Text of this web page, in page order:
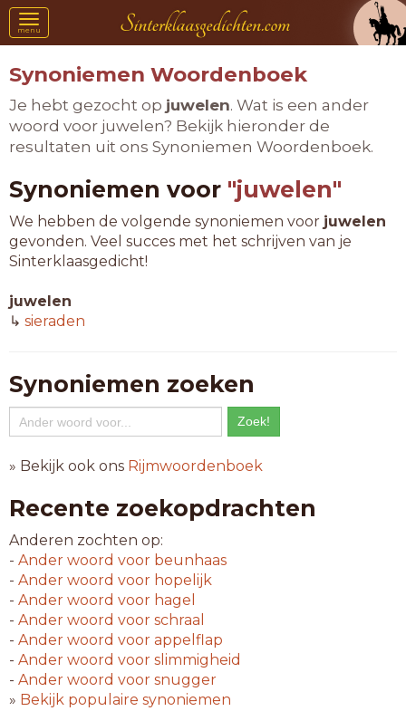
Toggle
navigation
menu
Synoniemen Woordenboek
Je hebt gezocht op juwelen. Wat is een ander
woord voor juwelen? Bekijk hieronder de
resultaten uit ons Synoniemen Woordenboek.
Synoniemen voor "juwelen"
We hebben de volgende synoniemen voor juwelen
gevonden. Veel succes met het schrijven van je
Sinterklaasgedicht!
juwelen
↳ sieraden
Synoniemen zoeken
» Bekijk ook ons Rijmwoordenboek
Recente zoekopdrachten
Anderen zochten op:
- Ander woord voor beunhaas
- Ander woord voor hopelijk
- Ander woord voor hagel
- Ander woord voor schraal
- Ander woord voor appelflap
- Ander woord voor slimmigheid
- Ander woord voor snugger
» Bekijk populaire synoniemen